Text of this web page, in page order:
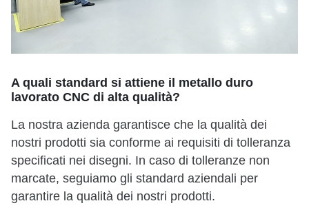
A quali standard si attiene il metallo duro
lavorato CNC di alta qualità?
La nostra azienda garantisce che la qualità dei
nostri prodotti sia conforme ai requisiti di tolleranza
specificati nei disegni. In caso di tolleranze non
marcate, seguiamo gli standard aziendali per
garantire la qualità dei nostri prodotti.